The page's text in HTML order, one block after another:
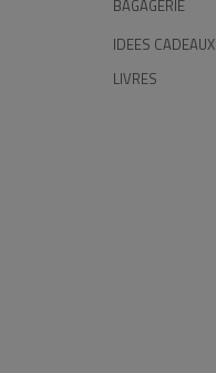
BAGAGERIE
IDEES CADEAUX
LIVRES